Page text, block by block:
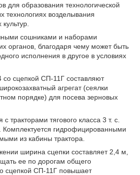
для образования технологической
технологиях возделывания
сошниками и наборами
органов, благодаря чему может быть
исполнения в другое в условиях
сцепкой СП-11Г составляют
агрегат (сеялки
порядке) для посева зерновых
с тракторами тягового класса 3 т. с.
гидрофицированными
из кабины трактора.
ширина сцепки составляет 2,4 м,
ее по дорогам общего
сцепкой СП-11Г повышает